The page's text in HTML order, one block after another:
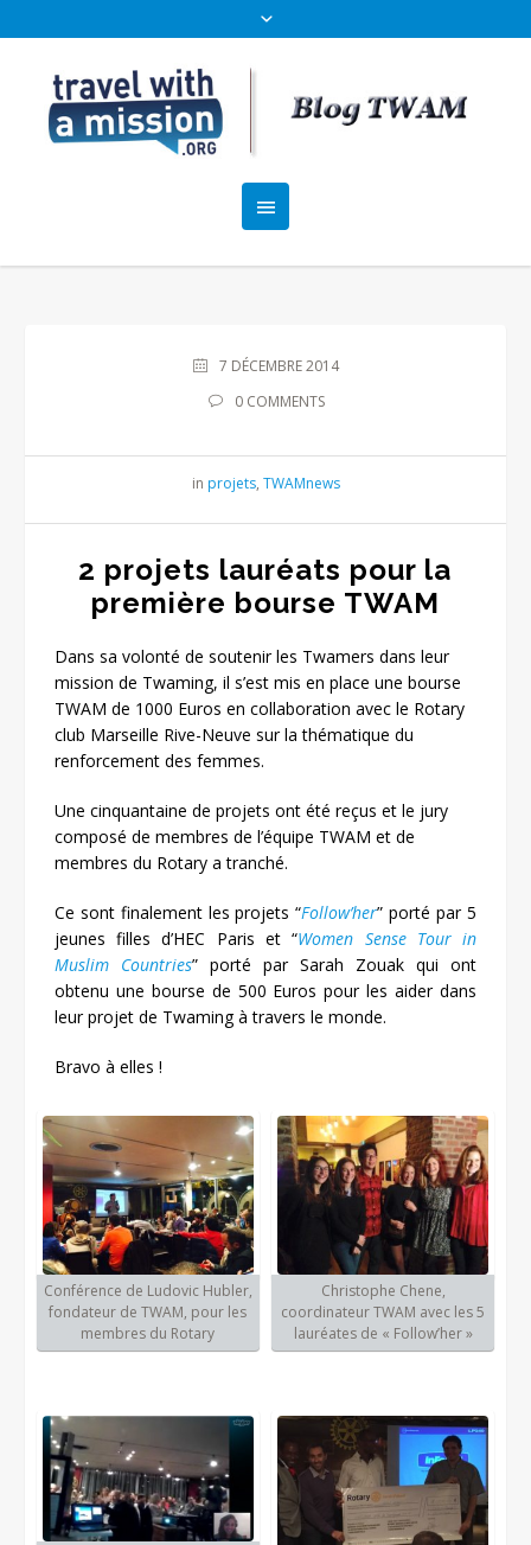
7 DÉCEMBRE 2014
0 COMMENTS
in projets, TWAMnews
2 projets lauréats pour la
première bourse TWAM
Dans sa volonté de soutenir les Twamers dans leur
mission de Twaming, il s’est mis en place une bourse
TWAM de 1000 Euros en collaboration avec le Rotary
club Marseille Rive-Neuve sur la thématique du
renforcement des femmes.
Une cinquantaine de projets ont été reçus et le jury
composé de membres de l’équipe TWAM et de
membres du Rotary a tranché.
Ce sont finalement les projets “Follow’her” porté par 5
jeunes filles d’HEC Paris et “Women Sense Tour in
Muslim Countries” porté par Sarah Zouak qui ont
obtenu une bourse de 500 Euros pour les aider dans
leur projet de Twaming à travers le monde.
Bravo à elles !
Conférence de Ludovic Hubler,
fondateur de TWAM, pour les
membres du Rotary
Christophe Chene,
coordinateur TWAM avec les 5
lauréates de « Follow’her »